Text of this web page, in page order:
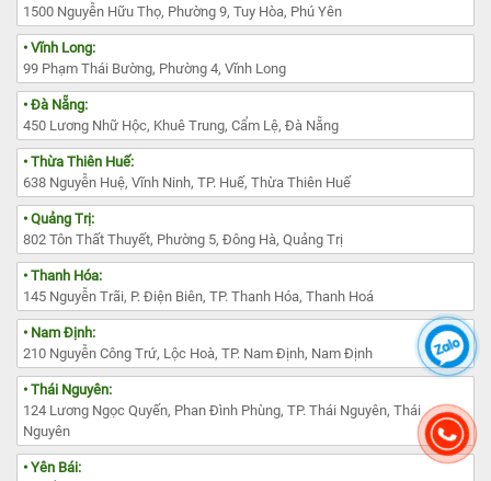
1500 Nguyễn Hữu Thọ, Phường 9, Tuy Hòa, Phú Yên
• Vĩnh Long:
99 Phạm Thái Bường, Phường 4, Vĩnh Long
• Đà Nẵng:
450 Lương Nhữ Hộc, Khuê Trung, Cẩm Lệ, Đà Nẵng
• Thừa Thiên Huế:
638 Nguyễn Huệ, Vĩnh Ninh, TP. Huế, Thừa Thiên Huế
• Quảng Trị:
802 Tôn Thất Thuyết, Phường 5, Đông Hà, Quảng Trị
• Thanh Hóa:
145 Nguyễn Trãi, P. Điện Biên, TP. Thanh Hóa, Thanh Hoá
• Nam Định:
210 Nguyễn Công Trứ, Lộc Hoà, TP. Nam Định, Nam Định
• Thái Nguyên:
124 Lương Ngọc Quyến, Phan Đình Phùng, TP. Thái Nguyên, Thái
Nguyên
• Yên Bái: